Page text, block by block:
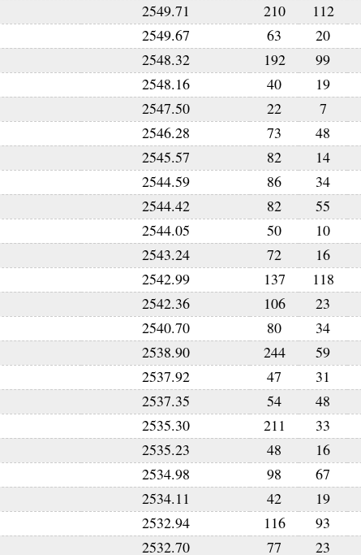
2549.71 210 112
2549.67 63 20
2548.32 192 99
2548.16 40 19
2547.50 22 7
2546.28 73 48
2545.57 82 14
2544.59 86 34
2544.42 82 55
2544.05 50 10
2543.24 72 16
2542.99 137 118
2542.36 106 23
2540.70 80 34
2538.90 244 59
2537.92 47 31
2537.35 54 48
2535.30 211 33
2535.23 48 16
2534.98 98 67
2534.11 42 19
2532.94 116 93
2532.70 77 23